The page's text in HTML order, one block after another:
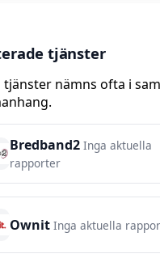
tjänster
tjänster nämns ofta i
Bredband2 Inga aktuella
rapporter
Ownit Inga aktuella